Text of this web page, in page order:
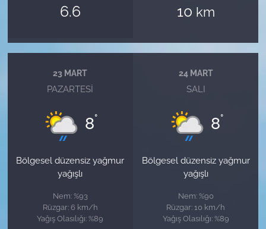
6.6 10 km
23 MART
PAZARTESI
8°
Bölgesel düzensiz yağmur
yağışlı
Nem: %93
Rüzgar: 6 km/h
Yağış Olasılığı: %89
24 MART
SALI
8°
Bölgesel düzensiz yağmur
yağışlı
Nem: %90
Rüzgar: 10 km/h
Yağış Olasılığı: %89